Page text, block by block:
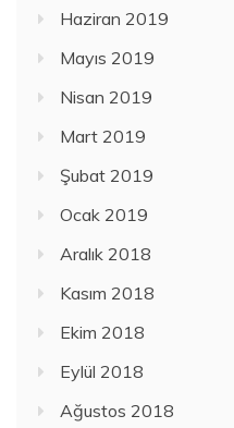
Haziran 2019
Mayıs 2019
Nisan 2019
Mart 2019
Şubat 2019
Ocak 2019
Aralık 2018
Kasım 2018
Ekim 2018
Eylül 2018
Ağustos 2018